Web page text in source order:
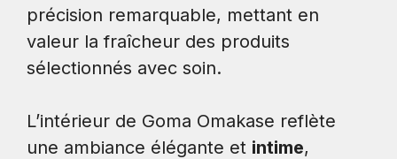
précision remarquable, mettant en
valeur la fraîcheur des produits
sélectionnés avec soin.
L’intérieur de Goma Omakase reflète
une ambiance élégante et intime,